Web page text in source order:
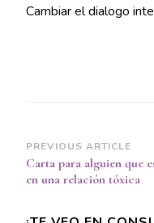
Cambiar el dialogo
Post
Navigation
PREVIOUS ARTICLE
Carta para alguien que
en una relación tóxica